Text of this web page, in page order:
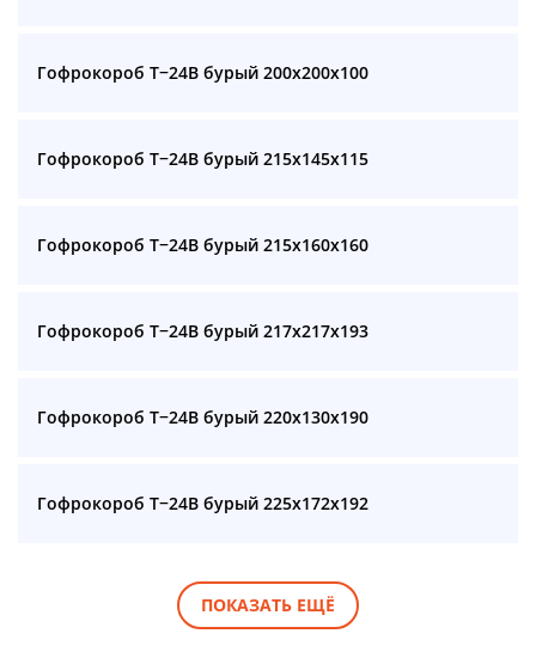
Гофрокороб Т−24B бурый 200x200x100
Гофрокороб Т−24B бурый 215x145x115
Гофрокороб Т−24B бурый 215x160x160
Гофрокороб Т−24B бурый 217x217x193
Гофрокороб Т−24B бурый 220x130x190
Гофрокороб Т−24B бурый 225x172x192
ПОКАЗАТЬ ЕЩЁ